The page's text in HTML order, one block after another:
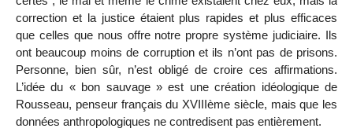
correction et la justice étaient plus rapides et plus efficaces
que celles que nous offre notre propre système judiciaire. Ils
ont beaucoup moins de corruption et ils n’ont pas de prisons.
Personne, bien sûr, n’est obligé de croire ces affirmations.
L’idée du « bon sauvage » est une création idéologique de
Rousseau, penseur français du XVIIIème siècle, mais que les
données anthropologiques ne contredisent pas entièrement.